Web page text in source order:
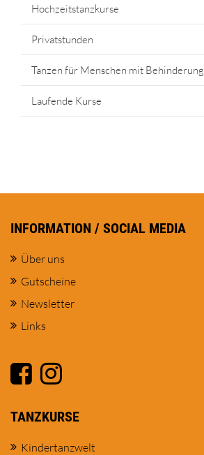
Hochzeitstanzkurse
Privatstunden
Tanzen für Menschen mit Behinderung
Laufende Kurse
INFORMATION / SOCIAL MEDIA
Über uns
Gutscheine
Newsletter
Links
TANZKURSE
Kindertanzwelt